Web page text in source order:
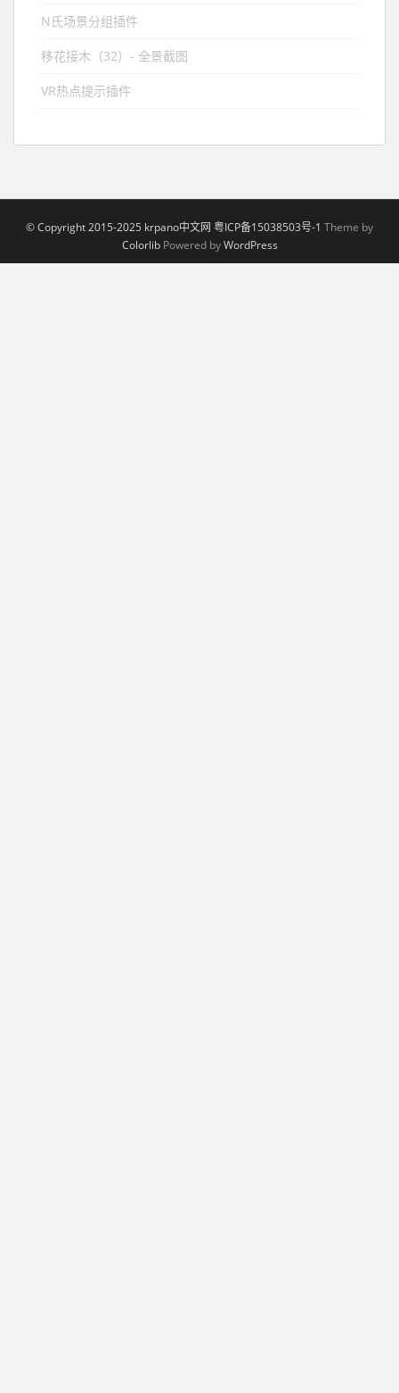
N氏场景分组插件
移花接木（32）- 全景截图
VR热点提示插件
© Copyright 2015-2025 krpano中文网 粤ICP备15038503号-1 Theme by
ColorlibPowered byWordPress